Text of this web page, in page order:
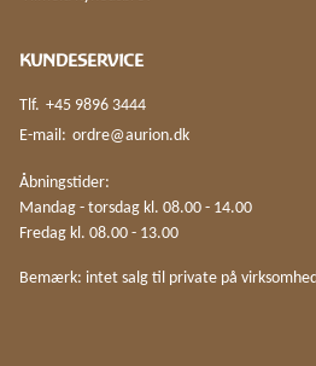
KUNDESERVICE
Tlf. +45 9896 3444
E-mail: ordre@aurion.dk
Åbningstider:
Mandag - torsdag kl. 08.00 - 14.00
Fredag kl. 08.00 - 13.00
Bemærk: intet salg til private på